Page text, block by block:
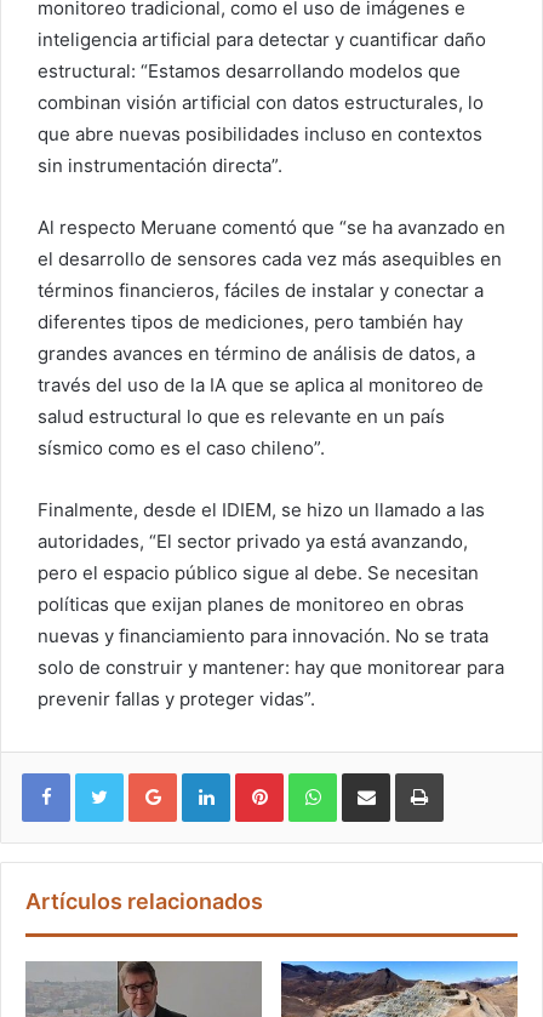
monitoreo tradicional, como el uso de imágenes e
inteligencia artificial para detectar y cuantificar daño
estructural: “Estamos desarrollando modelos que
combinan visión artificial con datos estructurales, lo
que abre nuevas posibilidades incluso en contextos
sin instrumentación directa”.
Al respecto Meruane comentó que “se ha avanzado en
el desarrollo de sensores cada vez más asequibles en
términos financieros, fáciles de instalar y conectar a
diferentes tipos de mediciones, pero también hay
grandes avances en término de análisis de datos, a
través del uso de la IA que se aplica al monitoreo de
salud estructural lo que es relevante en un país
sísmico como es el caso chileno”.
Finalmente, desde el IDIEM, se hizo un llamado a las
autoridades, “El sector privado ya está avanzando,
pero el espacio público sigue al debe. Se necesitan
políticas que exijan planes de monitoreo en obras
nuevas y financiamiento para innovación. No se trata
solo de construir y mantener: hay que monitorear para
prevenir fallas y proteger vidas”.
Google+ LinkedIn Pinterest WhatsApp
Artículos relacionados